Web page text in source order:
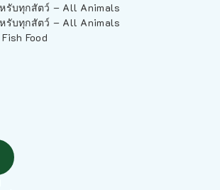
รับทุกสัตว์ – All Animals
รับทุกสัตว์ – All Animals
Food